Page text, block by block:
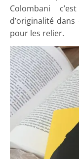
Colombani
d’originalité
pour les relier.